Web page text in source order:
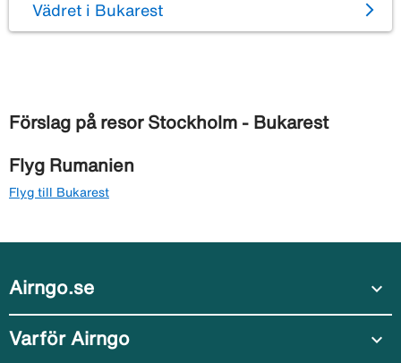
Vädret i Bukarest
Förslag på resor Stockholm - Bukarest
Flyg Rumanien
Flyg till Bukarest
Airngo.se expand_more
Varför Airngo expand_more